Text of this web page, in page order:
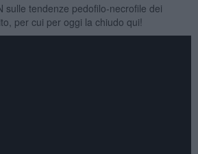
sulle tendenze pedofilo-necrofile dei
per cui per oggi la chiudo qui!